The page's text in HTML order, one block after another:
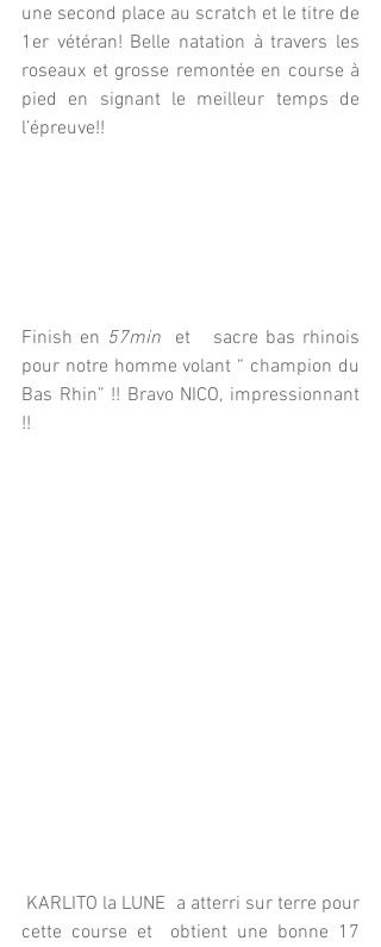
une second place au scratch et le titre de
1er vétéran! Belle natation à travers les
roseaux et grosse remontée en course à
pied en signant le meilleur temps de
l’épreuve!!
Finish en 57min
et   sacre bas rhinois
pour notre homme volant “ champion du
Bas Rhin” !! Bravo NICO, impressionnant
!!
cette course et  obtient une bonne 17